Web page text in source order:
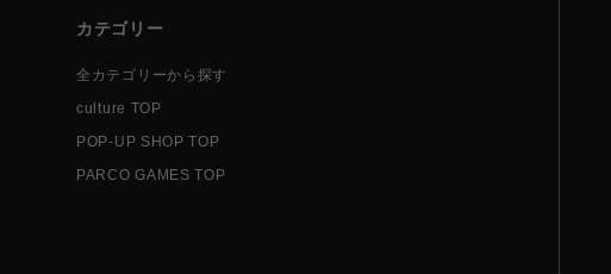
カテゴリー
全カテゴリーから探す
culture TOP
POP-UP SHOP TOP
PARCO GAMES TOP